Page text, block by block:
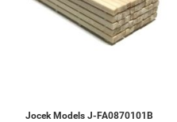
Jocek Models J-FA0870101B